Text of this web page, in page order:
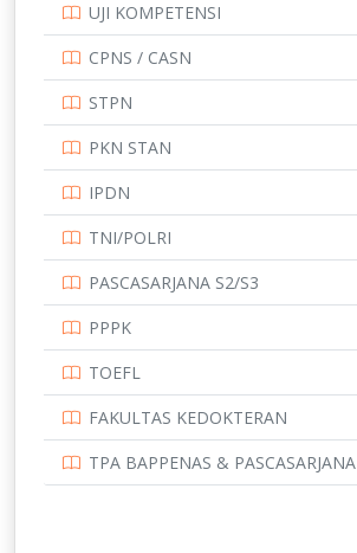
UNIVERSITAS AIRLANGGA
UNIVERSITAS CENDRAWASIH
UJI KOMPETENSI
CPNS / CASN
STPN
PKN STAN
IPDN
TNI/POLRI
PASCASARJANA S2/S3
PPPK
TOEFL
FAKULTAS KEDOKTERAN
TPA BAPPENAS & PASCASARJANA